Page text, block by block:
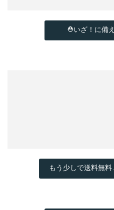
⛑いざ！に備
もう少しで送料無